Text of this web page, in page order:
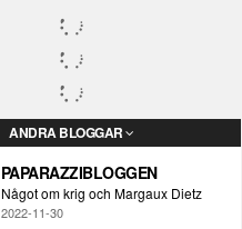
ANDRA BLOGGAR
PAPARAZZIBLOGGEN
Något om krig och Margaux Dietz
2022-11-30